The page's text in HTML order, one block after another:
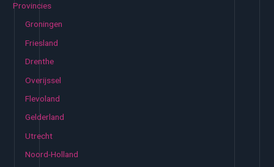
Provincies
Groningen
Friesland
Drenthe
Overijssel
Flevoland
Gelderland
Utrecht
Noord-Holland